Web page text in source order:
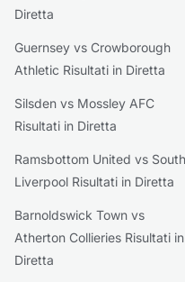
Diretta
Guernsey vs Crowborough
Athletic Risultati in Diretta
Silsden vs Mossley AFC
Risultati in Diretta
Ramsbottom United vs South
Liverpool Risultati in Diretta
Barnoldswick Town vs
Atherton Collieries Risultati in
Diretta